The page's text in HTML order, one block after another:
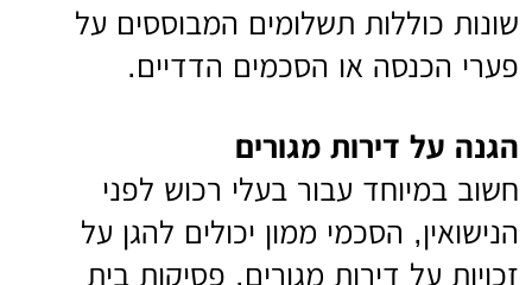
שונות כוללות תשלומים המבוססים על
פערי הכנסה או הסכמים הדדיים.
הגנה על דירות מגורים
חשוב במיוחד עבור בעלי רכוש לפני
הנישואין, הסכמי ממון יכולים להגן על
זכויות על דירות מגורים. פסיקות בית